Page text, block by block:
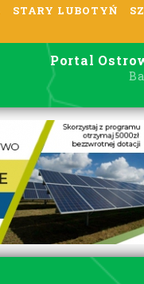
STARY LUBOTYŃ
Portal